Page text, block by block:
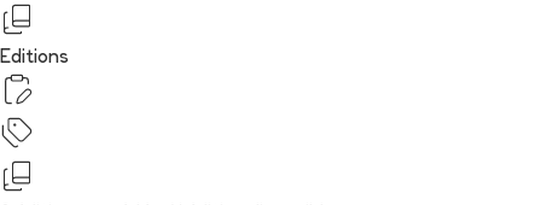
Editions